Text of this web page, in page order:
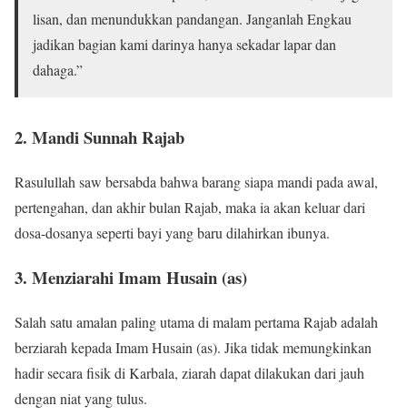
lisan, dan menundukkan pandangan. Janganlah Engkau
jadikan bagian kami darinya hanya sekadar lapar dan
dahaga.”
2. Mandi Sunnah Rajab
Rasulullah saw bersabda bahwa barang siapa mandi pada awal,
pertengahan, dan akhir bulan Rajab, maka ia akan keluar dari
dosa-dosanya seperti bayi yang baru dilahirkan ibunya.
3. Menziarahi Imam Husain (as)
Salah satu amalan paling utama di malam pertama Rajab adalah
berziarah kepada Imam Husain (as). Jika tidak memungkinkan
hadir secara fisik di Karbala, ziarah dapat dilakukan dari jauh
dengan niat yang tulus.